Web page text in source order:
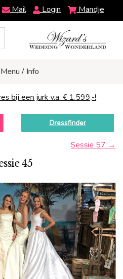
Mail Login Mandje
Menu / Info
bij een jurk v.a. € 1.599,-!
Dressfinder
Sessie 57 →
45